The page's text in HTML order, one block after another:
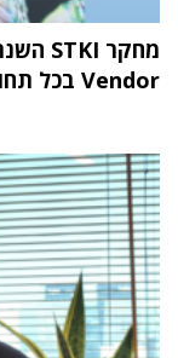
Vendor בכל תחומי שוק ה-IT